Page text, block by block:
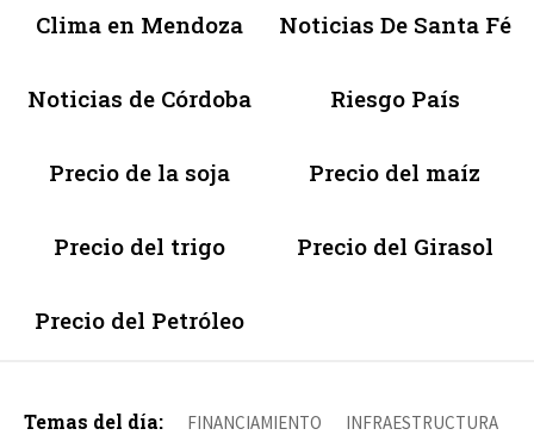
Clima en Mendoza Noticias De Santa Fé
Noticias de Córdoba Riesgo País
Precio de la soja Precio del maíz
Precio del trigo Precio del Girasol
Precio del Petróleo
Temas del día: FINANCIAMIENTO INFRAESTRUCTURA